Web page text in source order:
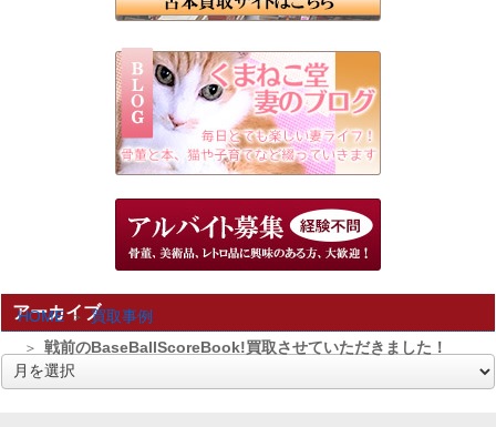
HOME
買取事例
戦前のBaseBallScoreBook!買取させていただきました！
アーカイブ